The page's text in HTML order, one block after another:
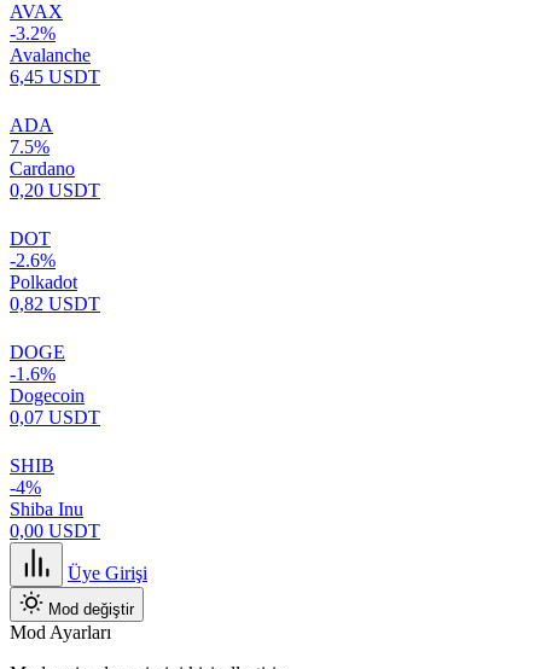
AVAX
-3.2%
Avalanche
6,45 USDT
ADA
7.5%
Cardano
0,20 USDT
DOT
-2.6%
Polkadot
0,82 USDT
DOGE
-1.6%
Dogecoin
0,07 USDT
SHIB
-4%
Shiba Inu
0,00 USDT
Üye Girişi
Mod değiştir
Mod Ayarları